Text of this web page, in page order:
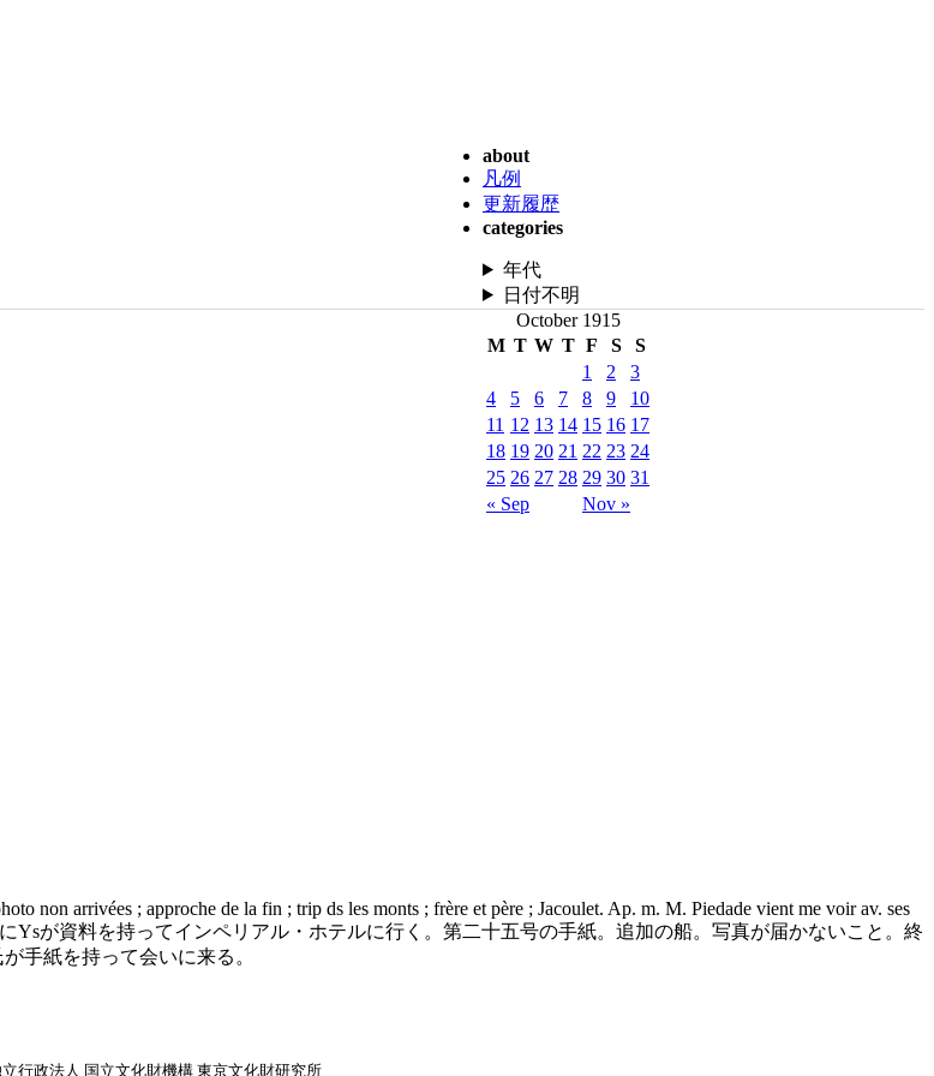
about
凡例
更新履歴
categories
年代
日付不明
October 1915
M T W T F S S
« Sep Nov »
1 2
3
4
5 6 7 8 9
10
11 12 13 14 15 16 17
18 19 20 21 22 23 24
25 26 27 28 29 30 31
non arrivées ; approche de la fin ; trip ds les monts ; frère et père ; Jacoulet. Ap. m. M. Piedade vient me voir av. ses
が資料を持ってインペリアル・ホテルに行く。第二十五号の手紙。追加の船。写真が届かないこと。終
手紙を持って会いに来る。
行政法人 国立文化財機構 東京文化財研究所